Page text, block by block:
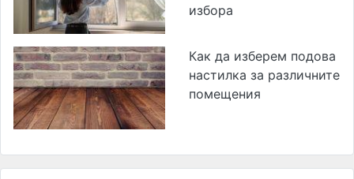
избора
Как да изберем подова
настилка за различните
помещения